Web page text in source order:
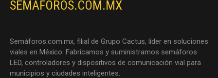
SEMAFOROS.COM.MX
Semáforos.com.mx, filial de Grupo Cactus, líder en soluciones
viales en México. Fabricamos y suministramos semáforos
LED, controladores y dispositivos de comunicación vial para
municipios y ciudades inteligentes.